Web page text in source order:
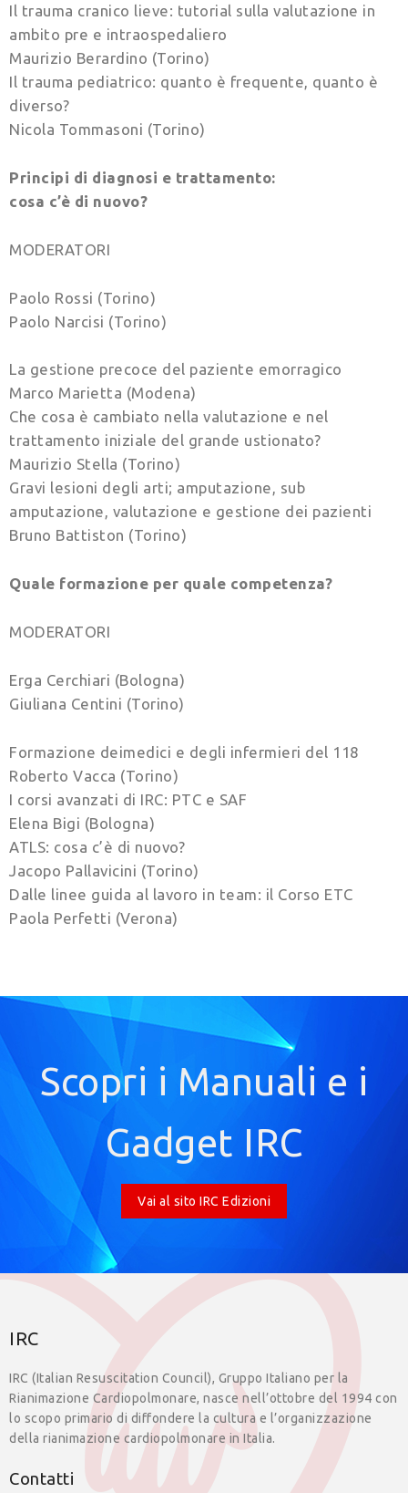
Il trauma cranico lieve: tutorial sulla valutazione in
ambito pre e intraospedaliero
Maurizio Berardino (Torino)
Il trauma pediatrico: quanto è frequente, quanto è
diverso?
Nicola Tommasoni (Torino)
Principi di diagnosi e trattamento:
cosa c’è di nuovo?
MODERATORI
Paolo Rossi (Torino)
Paolo Narcisi (Torino)
La gestione precoce del paziente emorragico
Marco Marietta (Modena)
Che cosa è cambiato nella valutazione e nel
trattamento iniziale del grande ustionato?
Maurizio Stella (Torino)
Gravi lesioni degli arti; amputazione, sub
amputazione, valutazione e gestione dei pazienti
Bruno Battiston (Torino)
Quale formazione per quale competenza?
MODERATORI
Erga Cerchiari (Bologna)
Giuliana Centini (Torino)
Formazione deimedici e degli infermieri del 118
Roberto Vacca (Torino)
I corsi avanzati di IRC: PTC e SAF
Elena Bigi (Bologna)
ATLS: cosa c’è di nuovo?
Jacopo Pallavicini (Torino)
Dalle linee guida al lavoro in team: il Corso ETC
Paola Perfetti (Verona)
Scopri i Manuali e i
Gadget IRC
Vai al sito IRC Edizioni
IRC
IRC (Italian Resuscitation Council), Gruppo Italiano per la
Rianimazione Cardiopolmonare, nasce nell’ottobre del 1994 con
lo scopo primario di diffondere la cultura e l’organizzazione
della rianimazione cardiopolmonare in Italia.
Contatti